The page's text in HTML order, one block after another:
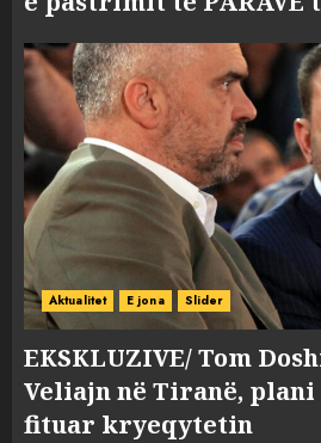
Aktualitet E jona Slider
EKSKLUZIVE/ Tom
Veliajn në Tiranë, plani
fituar kryeqytetin